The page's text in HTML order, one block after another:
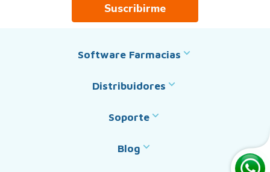
Suscribirme
Software Farmacias
Distribuidores
Soporte
Blog